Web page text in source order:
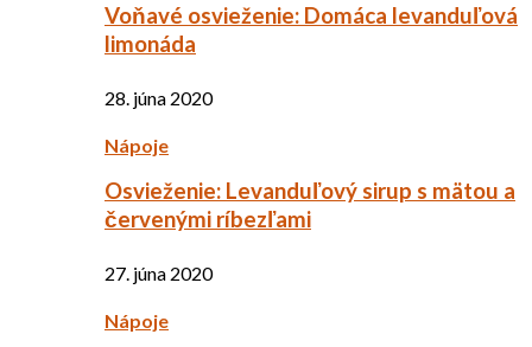
Voňavé osvieženie: Domáca levanduľová
limonáda
28. júna 2020
Nápoje
Osvieženie: Levanduľový sirup s mätou a
červenými ríbezľami
27. júna 2020
Nápoje